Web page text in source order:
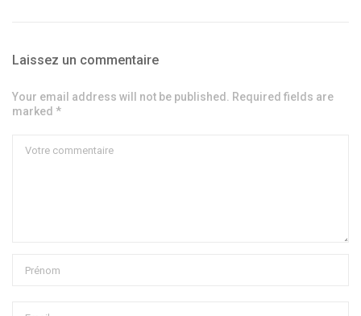
Laissez un commentaire
Your email address will not be published. Required fields are
marked *